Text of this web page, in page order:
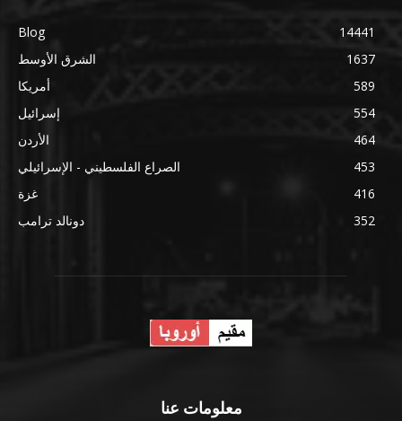
Blog
14441
الشرق الأوسط
1637
أمريكا
589
إسرائيل
554
الأردن
464
الصراع الفلسطيني - الإسرائيلي
453
غزة
416
دونالد ترامب
352
معلومات عنا